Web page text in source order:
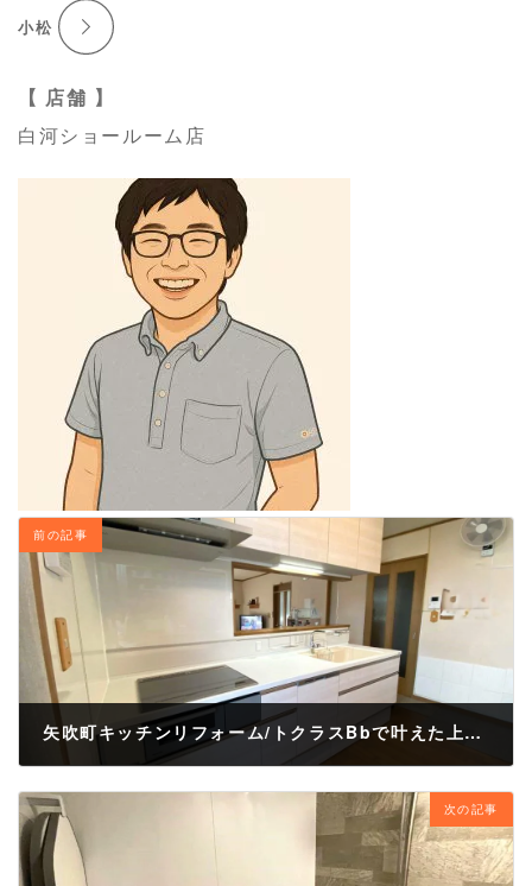
小松
【 店舗 】
白河ショールーム店
前の記事
矢吹町キッチンリフォーム/トクラスBbで叶えた上質なキッチンリフォーム
次の記事